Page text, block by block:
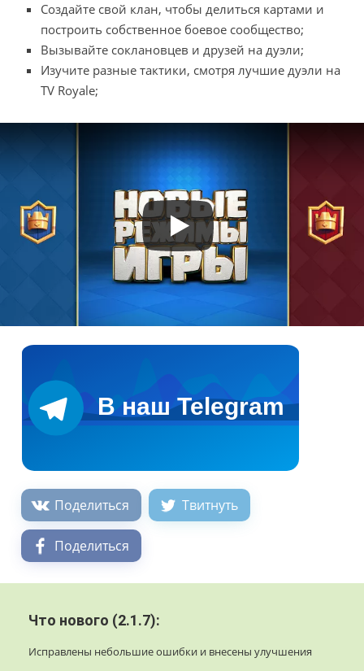
Создайте свой клан, чтобы делиться картами и
построить собственное боевое сообщество;
Вызывайте соклановцев и друзей на дуэли;
Изучите разные тактики, смотря лучшие дуэли на
TV Royale;
Поделиться Твитнуть
Поделиться
Что нового (2.1.7):
Исправлены небольшие ошибки и внесены улучшения